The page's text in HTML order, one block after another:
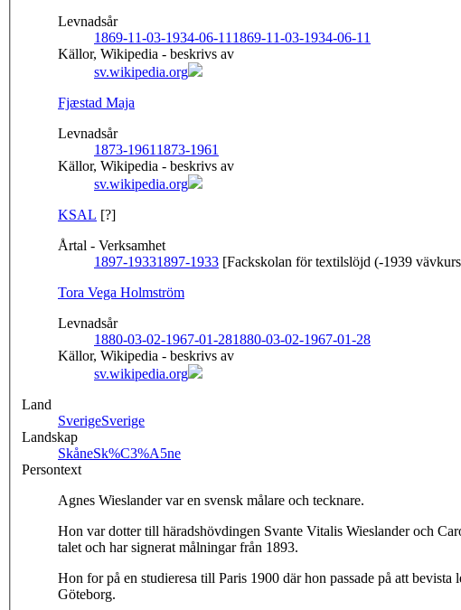
Levnadsår
1869-11-03-1934-06-11 1869-11-03-1934-06-11
Källor, Wikipedia - beskrivs av
sv.wikipedia.org
Fjæstad Maja
Levnadsår
1873-1961 1873-1961
Källor, Wikipedia - beskrivs av
sv.wikipedia.org
KSAL [?]
Årtal - Verksamhet
1897-19331897-1933 [Fackskolan för textilslöjd (-1939
Tora Vega Holmström
Levnadsår
1880-03-02-1967-01-281880-03-02-1967-01-28
Källor, Wikipedia - beskrivs av
sv.wikipedia.org
Land
SverigeSverige
Landskap
SkåneSk%C3%A5ne
Persontext
Agnes Wieslander var en svensk målare och tecknare.
Hon var dotter till häradshövdingen Svante Vitalis Wieslander och
talet och har signerat målningar från 1893.
Hon for på en studieresa till Paris 1900 där hon passade på att
Göteborg.